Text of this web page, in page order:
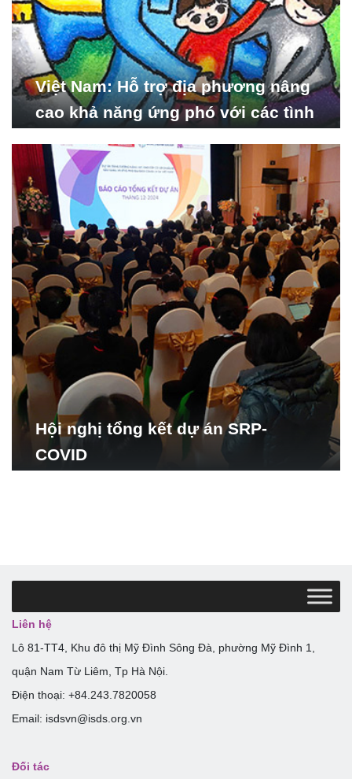
Việt Nam: Hỗ trợ địa phương nâng
cao khả năng ứng phó với các tình
Hội nghị tổng kết dự án SRP-
COVID
Liên hệ
Lô 81-TT4, Khu đô thị Mỹ Đình Sông Đà, phường Mỹ Đình 1,
quận Nam Từ Liêm, Tp Hà Nội.
Điện thoại: +84.243.7820058
Email: isdsvn@isds.org.vn
Đối tác